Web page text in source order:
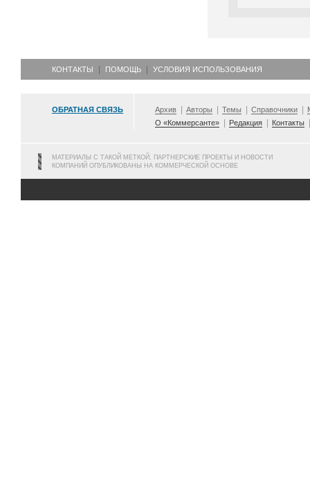
КОНТАКТЫ ПОМОЩЬ УСЛОВИЯ ИСПОЛЬЗОВАНИЯ
ОБРАТНАЯ СВЯЗЬ Архив Авторы Темы Справочники
О «Коммерсанте»
Редакция Контакты
МАТЕРИАЛЫ С ТАКОЙ МЕТКОЙ, ПАРТНЕРСКИЕ ПРОЕКТЫ И НОВОСТИ
КОМПАНИЙ ОПУБЛИКОВАНЫ НА КОММЕРЧЕСКОЙ ОСНОВЕ